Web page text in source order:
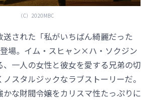
（C）2020MBC
された「私がいちばん綺麗だった
場。イム・スヒャン×ハ・ソクジン
一人の女性と彼女を愛する兄弟の切
スタルジックなラブストーリーだ。
かな財閥令嬢をカリスマ性たっぷりに